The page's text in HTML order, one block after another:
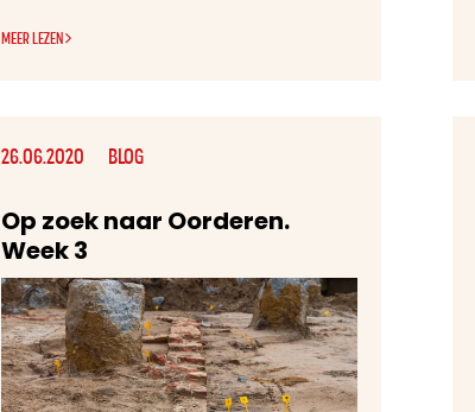
MEER LEZEN
26.06.2020 BLOG
Op zoek naar Oorderen.
Week 3